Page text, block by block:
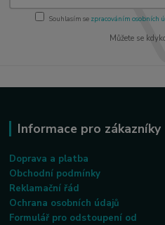
Souhlasím se zpracováním osobních
Můžete se
Informace pro zákazníky
Doprava a platba
Obchodní podmínky
Reklamační řád
Ochrana osobních údajů
Formulář pro odstoupení od